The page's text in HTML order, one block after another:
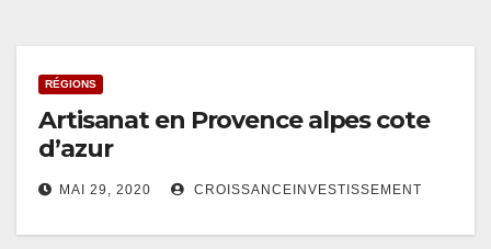
RÉGIONS
Artisanat en Provence alpes cote
d’azur
MAI 29, 2020 CROISSANCEINVESTISSEMENT